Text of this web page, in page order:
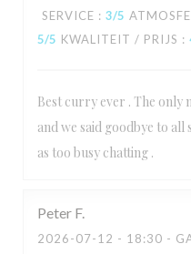
SERVICE : 3/5
5/5 KWALITEIT / PRIJS :
Best curry ever . The only
and we said goodbye to
as too busy chatting .
Peter F
2026-07-12 - 18:30 -